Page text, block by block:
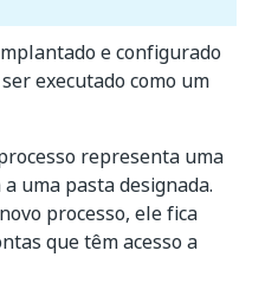
e configurado
executado como um
representa uma
uma pasta designada.
processo, ele fica
que têm acesso a